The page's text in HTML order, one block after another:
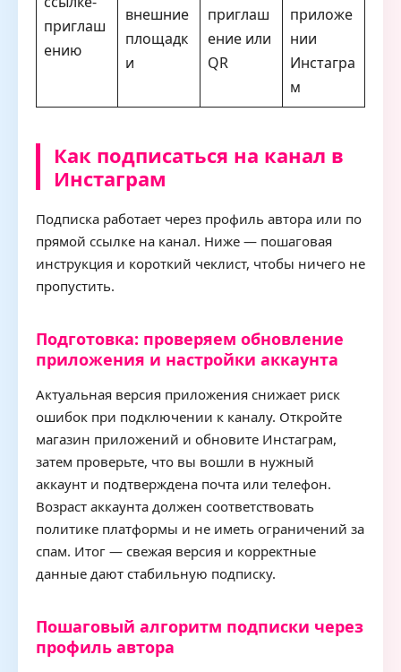
приглаш
ению
внешние
площадк
и
приглаш
ение или
QR
приложе
нии
Инстагра
м
Как подписаться на канал в
Инстаграм
Подписка работает через профиль автора или по
прямой ссылке на канал. Ниже — пошаговая
инструкция и короткий чеклист, чтобы ничего не
пропустить.
Подготовка: проверяем обновление
приложения и настройки аккаунта
Актуальная версия приложения снижает риск
ошибок при подключении к каналу. Откройте
магазин приложений и обновите Инстаграм,
затем проверьте, что вы вошли в нужный
аккаунт и подтверждена почта или телефон.
Возраст аккаунта должен соответствовать
политике платформы и не иметь ограничений за
спам. Итог — свежая версия и корректные
данные дают стабильную подписку.
Пошаговый алгоритм подписки через
профиль автора